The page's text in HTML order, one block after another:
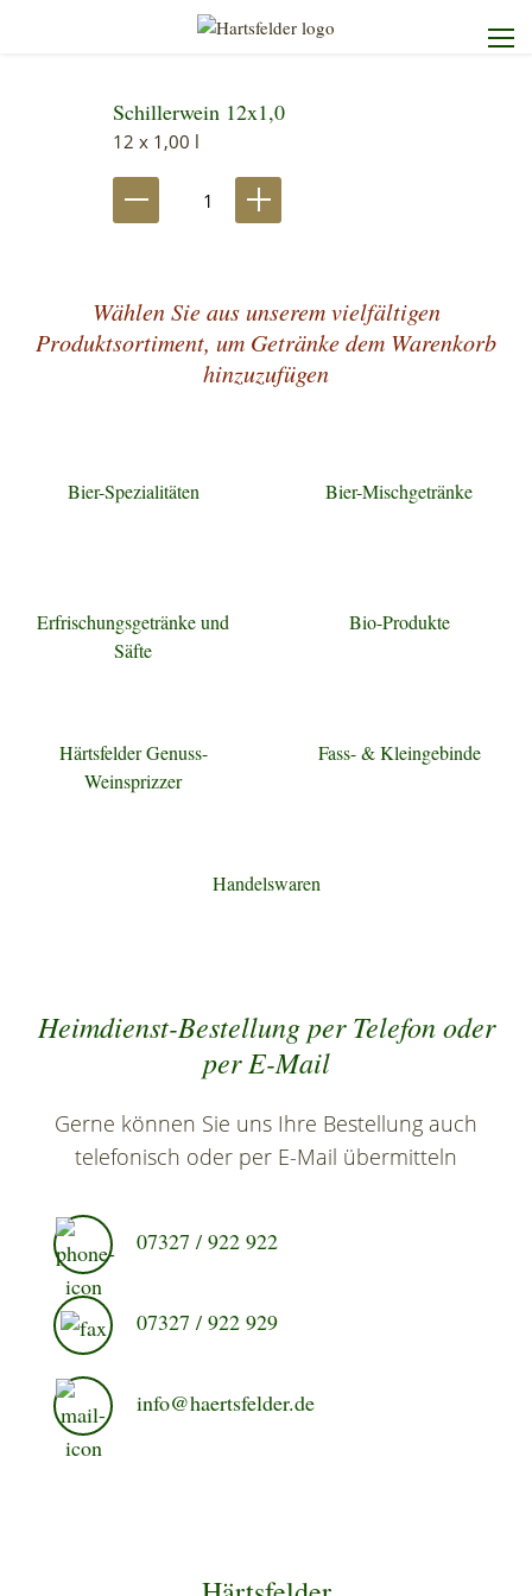
Startseite
Die Brauerei
Unser Service
Schillerwein 12x1,0
12 x 1,00 l
Wählen Sie aus unserem vielfältigen
Produktsortiment, um Getränke dem Warenkorb
hinzuzufügen
Bier-Spezialitäten Bier-Mischgetränke
Erfrischungsgetränke und
Säfte
Bio-Produkte
Härtsfelder Genuss-
Weinsprizzer
Fass- & Kleingebinde
Handelswaren
Heimdienst-Bestellung per Telefon oder
per E-Mail
Gerne können Sie uns Ihre Bestellung auch
telefonisch oder per E-Mail übermitteln
07327 / 922 922
07327 / 922 929
info@haertsfelder.de